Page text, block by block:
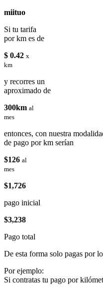
miituo
Si tu tarifa
por km es de
$ 0.42 x
km
y recorres un
aproximado de
300km al
mes
entonces, con nuestra
de pago por km serían
$126 al
mes
$1,726
pago inicial
$3,238
Pago total
De esta forma solo pagas por
Por ejemplo:
Si contratas tu pago por